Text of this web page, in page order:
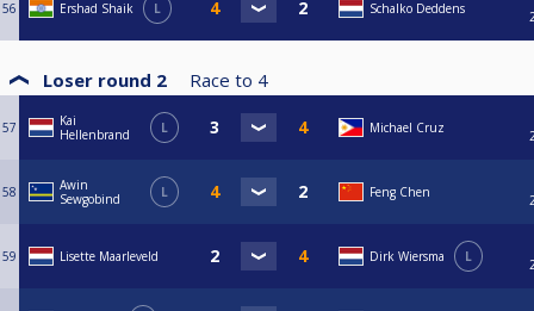
56 Ershad Shaik L Schalko Deddens
Loser round 2 Race to 4
57
Kai
Hellenbrand
L Michael Cruz
58
Awin
Sewgobind
L Feng Chen
59 Lisette Maarleveld Dirk Wiersma L